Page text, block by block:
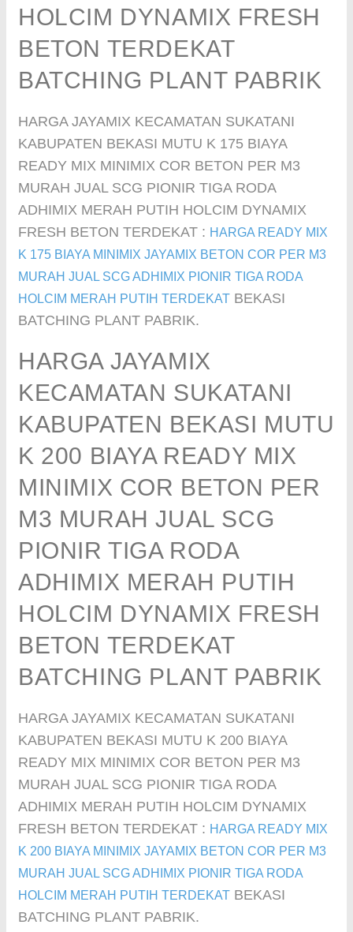
HOLCIM DYNAMIX FRESH
BETON TERDEKAT
BATCHING PLANT PABRIK
HARGA JAYAMIX KECAMATAN SUKATANI
KABUPATEN BEKASI MUTU K 175 BIAYA
READY MIX MINIMIX COR BETON PER M3
MURAH JUAL SCG PIONIR TIGA RODA
ADHIMIX MERAH PUTIH HOLCIM DYNAMIX
FRESH BETON TERDEKAT : HARGA READY MIX
K 175 BIAYA MINIMIX JAYAMIX BETON COR PER M3
MURAH JUAL SCG ADHIMIX PIONIR TIGA RODA
HOLCIM MERAH PUTIH TERDEKAT BEKASI
BATCHING PLANT PABRIK.
HARGA JAYAMIX
KECAMATAN SUKATANI
KABUPATEN BEKASI MUTU
K 200 BIAYA READY MIX
MINIMIX COR BETON PER
M3 MURAH JUAL SCG
PIONIR TIGA RODA
ADHIMIX MERAH PUTIH
HOLCIM DYNAMIX FRESH
BETON TERDEKAT
BATCHING PLANT PABRIK
HARGA JAYAMIX KECAMATAN SUKATANI
KABUPATEN BEKASI MUTU K 200 BIAYA
READY MIX MINIMIX COR BETON PER M3
MURAH JUAL SCG PIONIR TIGA RODA
ADHIMIX MERAH PUTIH HOLCIM DYNAMIX
FRESH BETON TERDEKAT : HARGA READY MIX
K 200 BIAYA MINIMIX JAYAMIX BETON COR PER M3
MURAH JUAL SCG ADHIMIX PIONIR TIGA RODA
HOLCIM MERAH PUTIH TERDEKAT BEKASI
BATCHING PLANT PABRIK.